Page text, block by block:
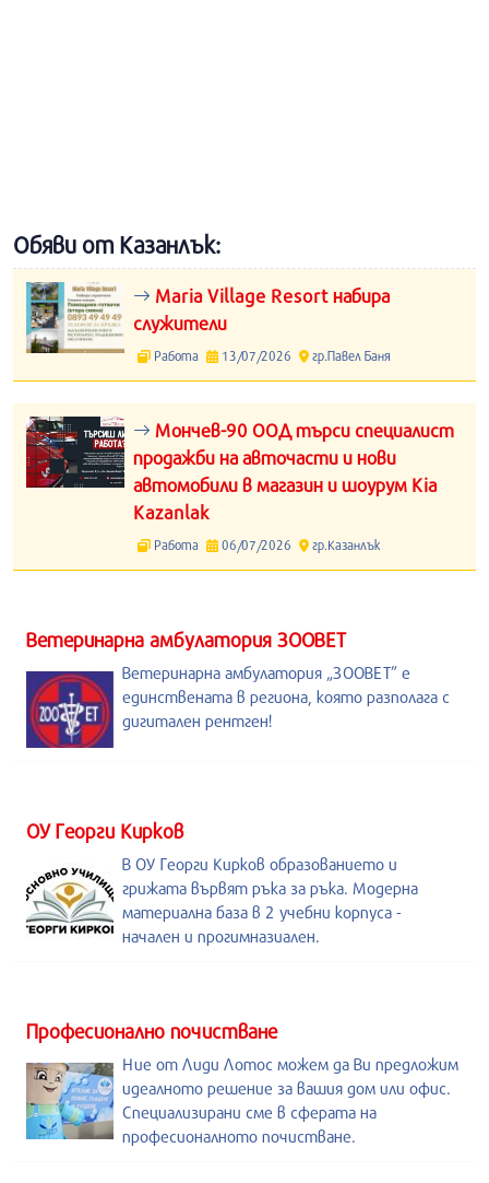
Обяви от Казанлък:
Maria Village Resort набира
служители
Работа 13/07/2026 гр.Павел Баня
Мончев-90 ООД търси специалист
продажби на авточасти и нови
автомобили в магазин и шоурум Kia
Kazanlak
Работа 06/07/2026 гр.Казанлък
Ветеринарна амбулатория ЗООВЕТ
Ветеринарна амбулатория „ЗООВЕТ” е
единствената в региона, която разполага с
дигитален рентген!
ОУ Георги Кирков
В ОУ Георги Кирков образованието и
грижата вървят ръка за ръка. Модерна
материална база в 2 учебни корпуса -
начален и прогимназиален.
Професионално почистване
Ние от Лиди Лотос можем да Ви предложим
идеалното решение за вашия дом или офис.
Специализирани сме в сферата на
професионалното почистване.